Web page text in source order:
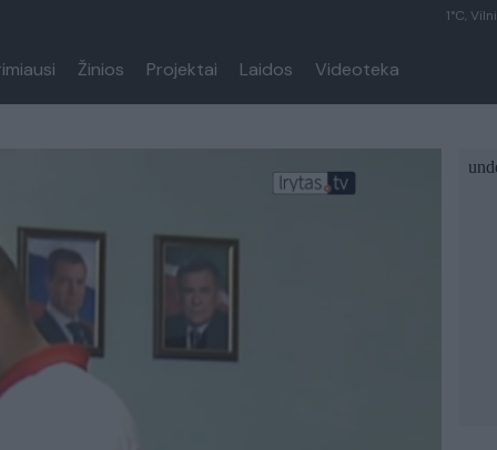
1°C,
Žinios Projektai Laidos Videoteka